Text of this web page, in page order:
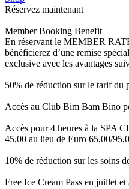
Réservez maintenant
Member Booking Benefit
En réservant le MEMBER
bénéficierez d’une remise
exclusive avec les avantages
50% de réduction sur le tarif du
Accès au Club Bim Bam Bino
Accès pour 4 heures à la SPA
45,00 au lieu de Euro 65,00/
10% de réduction sur les soins
Free Ice Cream Pass en juillet